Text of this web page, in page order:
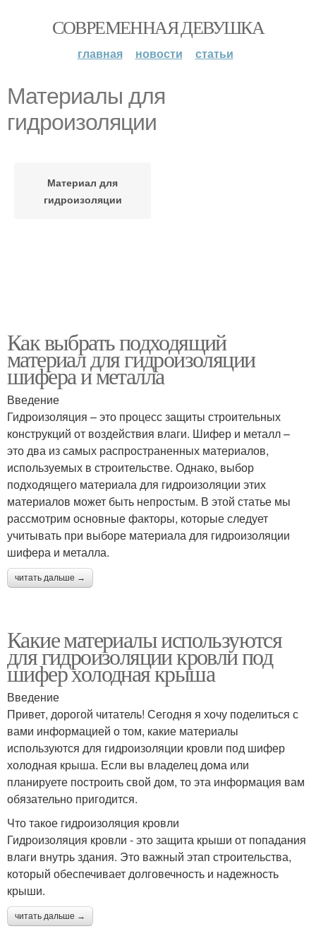
СОВРЕМЕННАЯ ДЕВУШКА
главная новости статьи
Материалы для
гидроизоляции
Материал для
гидроизоляции
Как выбрать подходящий
материал для гидроизоляции
шифера и металла
Введение
Гидроизоляция – это процесс защиты строительных
конструкций от воздействия влаги. Шифер и металл –
это два из самых распространенных материалов,
используемых в строительстве. Однако, выбор
подходящего материала для гидроизоляции этих
материалов может быть непростым. В этой статье мы
рассмотрим основные факторы, которые следует
учитывать при выборе материала для гидроизоляции
шифера и металла.
читать дальше →
Какие материалы используются
для гидроизоляции кровли под
шифер холодная крыша
Введение
Привет, дорогой читатель! Сегодня я хочу поделиться с
вами информацией о том, какие материалы
используются для гидроизоляции кровли под шифер
холодная крыша. Если вы владелец дома или
планируете построить свой дом, то эта информация вам
обязательно пригодится.
Что такое гидроизоляция кровли
Гидроизоляция кровли - это защита крыши от попадания
влаги внутрь здания. Это важный этап строительства,
который обеспечивает долговечность и надежность
крыши.
читать дальше →